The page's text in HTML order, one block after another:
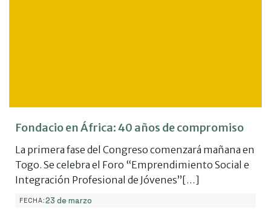
Fondacio en África: 40 años de compromiso
La primera fase del Congreso comenzará mañana en
Togo. Se celebra el Foro “Emprendimiento Social e
Integración Profesional de Jóvenes”[…]
FECHA:23 de marzo